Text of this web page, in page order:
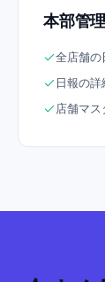
本部管
全店舗の
日報の詳
店舗マ